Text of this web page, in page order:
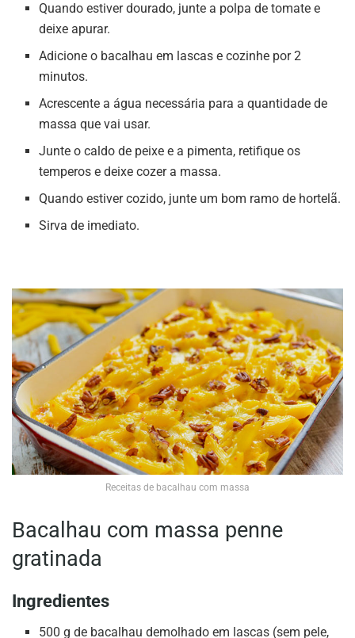
Quando estiver dourado, junte a polpa de tomate e
deixe apurar.
Adicione o bacalhau em lascas e cozinhe por 2
minutos.
Acrescente a água necessária para a quantidade de
massa que vai usar.
Junte o caldo de peixe e a pimenta, retifique os
temperos e deixe cozer a massa.
Quando estiver cozido, junte um bom ramo de hortelã.
Sirva de imediato.
Receitas de bacalhau com massa
Bacalhau com massa penne
gratinada
Ingredientes
500 g de bacalhau demolhado em lascas (sem pele,